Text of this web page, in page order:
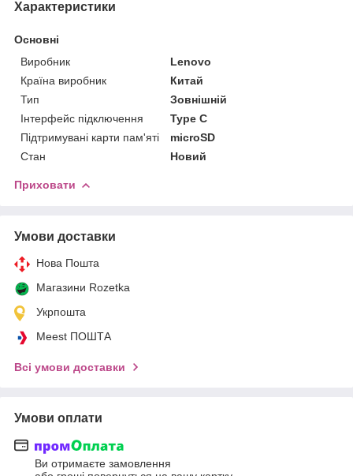
Характеристики
Основні
Виробник
Lenovo
Країна виробник
Китай
Тип
Зовнішній
Інтерфейс підключення
Type C
Підтримувані карти пам'яті
microSD
Стан
Новий
Приховати
Умови доставки
Нова Пошта
Магазини Rozetka
Укрпошта
Meest ПОШТА
Всі умови доставки
Умови оплати
Ви отримаєте замовлення